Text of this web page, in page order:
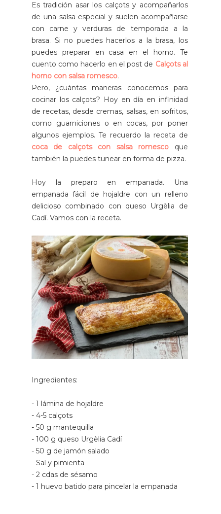
Es tradición asar los calçots y acompañarlos
de una salsa especial y suelen acompañarse
con carne y verduras de temporada a la
brasa. Si no puedes hacerlos a la brasa, los
puedes preparar en casa en el horno. Te
cuento como hacerlo en el post de Calçots al
horno con salsa romesco.
Pero, ¿cuántas maneras conocemos para
cocinar los calçots? Hoy en día en infinidad
de recetas, desde cremas, salsas, en sofritos,
como guarniciones o en cocas, por poner
algunos ejemplos. Te recuerdo la receta de
coca de calçots con salsa romesco que
también la puedes tunear en forma de pizza.
Hoy la preparo en empanada. Una
empanada fácil de hojaldre con un relleno
delicioso combinado con queso Urgèlia de
Cadí. Vamos con la receta.
Ingredientes:
- 1 lámina de hojaldre
- 4-5 calçots
- 50 g mantequilla
- 100 g queso Urgèlia Cadí
- 50 g de jamón salado
- Sal y pimienta
- 2 cdas de sésamo
- 1 huevo batido para pincelar la empanada